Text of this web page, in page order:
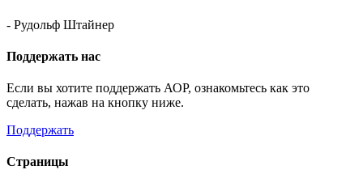
- Рудольф Штайнер
Поддержать нас
Если вы хотите поддержать АОР, ознакомьтесь как это
сделать, нажав на кнопку ниже.
Поддержать
Страницы